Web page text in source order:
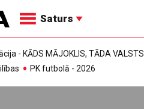
Saturs
- KĀDS MĀJOKLIS, TĀDA VALSTS
PK futbolā - 2026